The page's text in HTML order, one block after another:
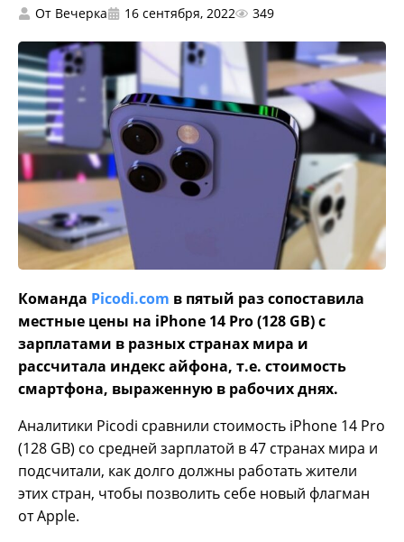
От Вечерка 16 сентября, 2022 349
Команда Picodi.com в пятый раз сопоставила
местные цены на iPhone 14 Pro (128 GB) с
зарплатами в разных странах мира и
рассчитала индекс айфона, т.е. стоимость
смартфона, выраженную в рабочих днях.
Аналитики Picodi сравнили стоимость iPhone 14 Pro
(128 GB) со средней зарплатой в 47 странах мира и
подсчитали, как долго должны работать жители
этих стран, чтобы позволить себе новый флагман
от Apple.